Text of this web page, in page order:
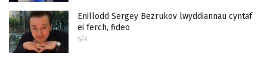
Enillodd Sergey Bezrukov lwyddiannau cyntaf
ei ferch, fideo
SÊR